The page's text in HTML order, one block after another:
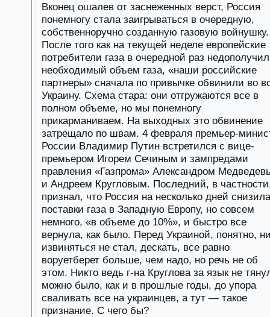
Вконец ошалев от заснеженных верст, Россия
понемногу стала заигрываться в очередную,
собственноручно созданную газовую войнушку.
После того как на текущей неделе европейские
потребители газа в очередной раз
необходимый объем газа, «наши российские
партнеры» сначала по привычке обвинили во
Украину. Схема стара: они отгружаются все в
полном объеме, но мы понемногу
прикарманиваем. На выходных это обвинение
затрещало по швам. 4 февраля премьер-
России Владимир Путин встретился с вице-
премьером Игорем Сечиным и зампредами
правления «Газпрома» Александром
и Андреем Кругловым. Последний, в
признал, что Россия на несколько дней снизила
поставки газа в Западную Европу, но совсем
немного, «в объеме до 10%», и быстро все
вернула, как было. Перед Украиной, понятно,
извиняться не стал, дескать, все равно
воруетберет больше, чем надо, но речь не об
этом. Никто ведь г-на Круглова за язык не
можно было, как и в прошлые годы, до упора
сваливать все на украинцев, а тут — такое
признание. С чего бы?